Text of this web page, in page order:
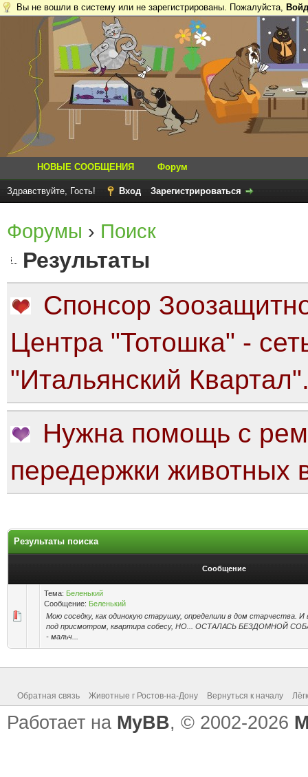
Вы не вошли в систему или не зарегистрированы. Пожалуйста,
НОВЫЕ СООБЩЕНИЯ Форум
Здравствуйте, Гость! Вход Зарегистрироваться
Форумы › Поиск
Результаты
Спонсор
Центра "Тотошка" -
"Итальянский
Нужна помощь с
передержки животных
Результаты поиска
Сообщение
Тема: Беленький
Сообщение: Беленький
Мою соседку, как одинокую старушку, определили в дом старчества.
под присмотром, квартира собесу, НО... ОСТАЛАСЬ БЕЗДОМНОЙ
- мальч...
Обратная связь Животные г Ростов-на-Дону Вернуться к началу
Работает на MyBB, © 2002-2026